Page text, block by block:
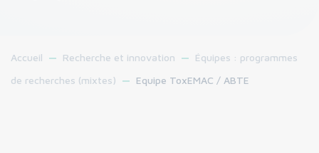
Accueil Recherche et innovation
Équipes : programmes
de recherches (mixtes)
Equipe ToxEMAC / ABTE